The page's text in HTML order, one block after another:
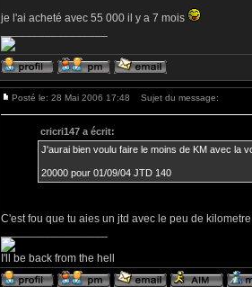
je l'ai acheté avec 55 000 il y a 7 mois
Posté le: 28 Mai 2006 17:48 Sujet du message:
cricri147 a écrit:
J'aurai bien voulu faire le moins de KM avec la
20000 pour 01/09/04 JTD 140
C'est fou que tu aies un jtd avec le peu de
I'll be back from the hell